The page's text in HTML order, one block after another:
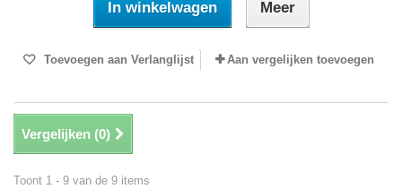
In winkelwagen Meer
Toevoegen aan Verlanglijst Aan vergelijken toevoegen
Vergelijken (0)
Toont 1 - 9 van de 9 items